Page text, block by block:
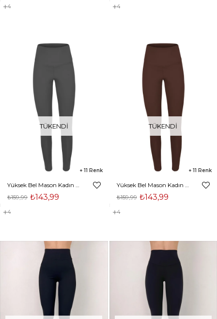
4 4
TÜKENDI
11
Yüksek Bel Mason Kadın Antrasit Tayt 23Y000056
₺143,99
₺159,99
4
TÜKENDI
11
Yüksek Bel Mason Kadın Acı Kahve Tayt 23Y000056
₺143,99
₺159,99
4